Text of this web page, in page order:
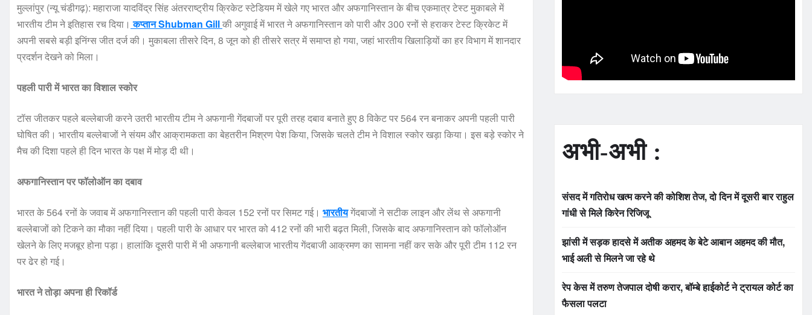
मुल्लांपुर (न्यू चंडीगढ़): महाराजा यादविंद्र सिंह अंतरराष्ट्रीय क्रिकेट स्टेडियम में खेले गए भारत और अफगानिस्तान के बीच एकमात्र टेस्ट मुकाबले में
भारतीय टीम ने इतिहास रच दिया। कप्तान Shubman Gillकी अगुवाई में भारत ने अफगानिस्तान को पारी और 300 रनों से हराकर टेस्ट क्रिकेट में
अपनी सबसे बड़ी इनिंग्स जीत दर्ज की। मुकाबला तीसरे दिन, 8 जून को ही तीसरे सत्र में समाप्त हो गया, जहां भारतीय खिलाड़ियों का हर विभाग में शानदार
प्रदर्शन देखने को मिला।
पहली पारी में भारत का विशाल स्कोर
टॉस जीतकर पहले बल्लेबाजी करने उतरी भारतीय टीम ने अफगानी गेंदबाजों पर पूरी तरह दबाव बनाते हुए 8 विकेट पर 564 रन बनाकर अपनी पहली पारी
घोषित की। भारतीय बल्लेबाजों ने संयम और आक्रामकता का बेहतरीन मिश्रण पेश किया, जिसके चलते टीम ने विशाल स्कोर खड़ा किया। इस बड़े स्कोर ने
मैच की दिशा पहले ही दिन भारत के पक्ष में मोड़ दी थी।
अफगानिस्तान पर फॉलोऑन का दबाव
भारत के 564 रनों के जवाब में अफगानिस्तान की पहली पारी केवल 152 रनों पर सिमट गई। भारतीयगेंदबाजों ने सटीक लाइन और लेंथ से अफगानी
बल्लेबाजों को टिकने का मौका नहीं दिया। पहली पारी के आधार पर भारत को 412 रनों की भारी बढ़त मिली, जिसके बाद अफगानिस्तान को फॉलोऑन
खेलने के लिए मजबूर होना पड़ा। हालांकि दूसरी पारी में भी अफगानी बल्लेबाज भारतीय गेंदबाजी आक्रमण का सामना नहीं कर सके और पूरी टीम 112 रन
पर ढेर हो गई।
भारत ने तोड़ा अपना ही रिकॉर्ड
अभी-अभी :
संसद में गतिरोध खत्म करने की कोशिश तेज, दो दिन में दूसरी बार राहुल
गांधी से मिले किरेन रिजिजू
झांसी में सड़क हादसे में अतीक अहमद के बेटे आबान अहमद की मौत,
भाई अली से मिलने जा रहे थे
रेप केस में तरुण तेजपाल दोषी करार, बॉम्बे हाईकोर्ट ने ट्रायल कोर्ट का
फैसला पलटा